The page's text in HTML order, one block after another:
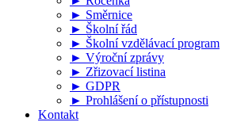
► Směrnice
► Školní řád
► Školní vzdělávací program
► Výroční zprávy
► Zřizovací listina
► GDPR
► Prohlášení o přístupnosti
Kontakt